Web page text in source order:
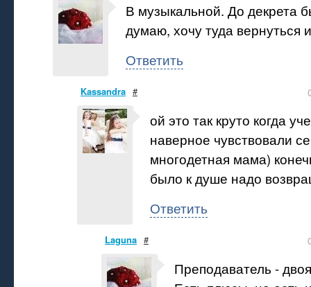
В музыкальной. До декрета
думаю, хочу туда вернуться
Ответить
Kassandra #
ой это так круто когда
наверное чувствовали
многодетная мама)
было к душе надо
Ответить
Laguna #
Преподаватель -